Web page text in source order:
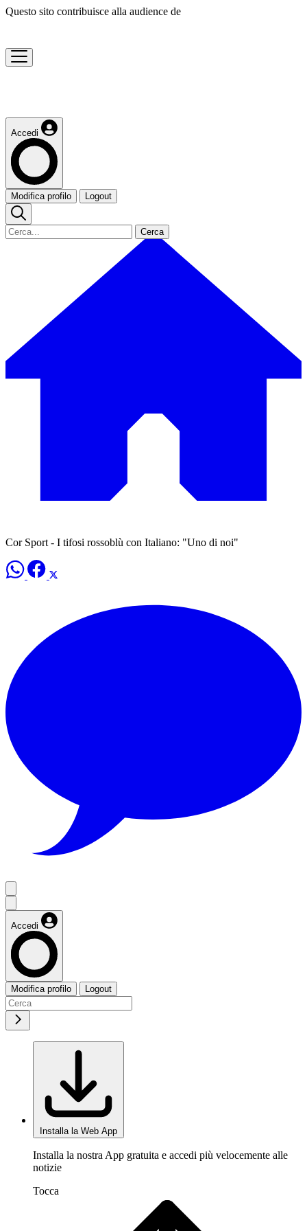
Questo sito contribuisce alla audience de
Accedi
Modifica profilo Logout
Cerca
Cor Sport - I tifosi rossoblù con Italiano: "Uno di noi"
Accedi
Modifica profilo Logout
Installa la Web App
Installa la nostra App gratuita e accedi più velocemente alle
notizie
Tocca